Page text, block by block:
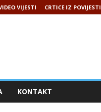
VIJESTI CRTICE IZ POVIJESTI
KONTAKT